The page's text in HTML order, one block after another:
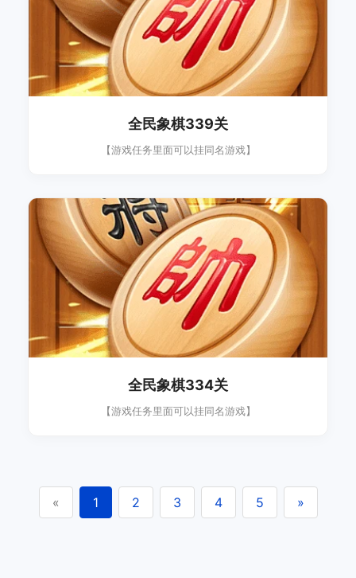
全民象棋339关
【游戏任务里面可以挂同名游戏】
全民象棋334关
【游戏任务里面可以挂同名游戏】
« 1 2 3 4 5 »